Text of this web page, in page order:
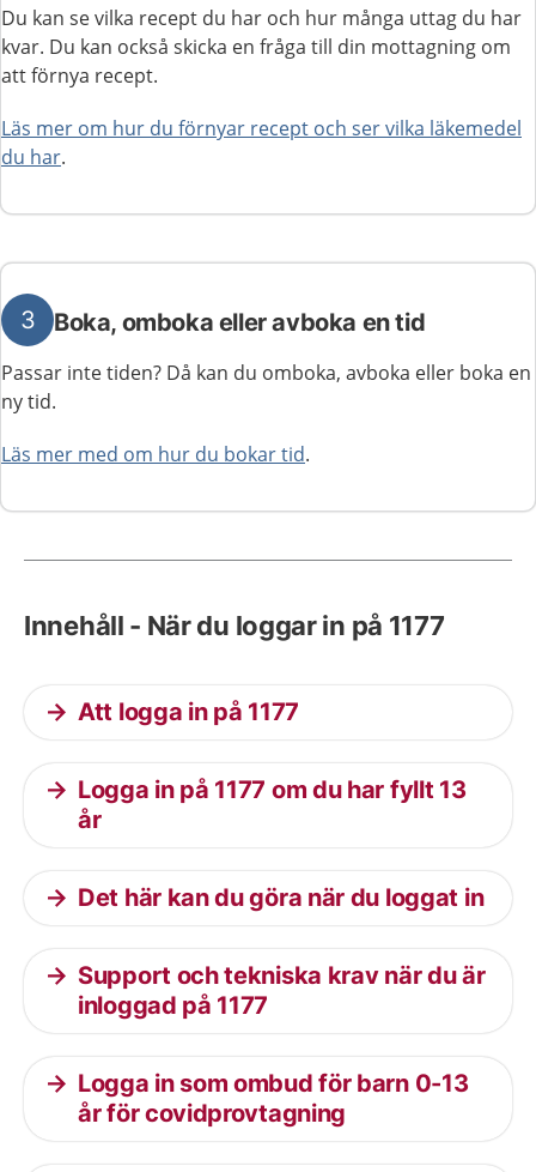
Du kan se vilka recept du har och hur många uttag du har
kvar. Du kan också skicka en fråga till din mottagning om
att förnya recept.
Läs mer om hur du förnyar recept och ser vilka läkemedel
du har.
3 Boka, omboka eller avboka en tid
Passar inte tiden? Då kan du omboka, avboka eller boka en
ny tid.
Läs mer med om hur du bokar tid.
Innehåll - När du loggar in på 1177
Att logga in på 1177
Logga in på 1177 om du har fyllt 13
år
Det här kan du göra när du loggat in
Support och tekniska krav när du är
inloggad på 1177
Logga in som ombud för barn 0-13
år för covidprovtagning